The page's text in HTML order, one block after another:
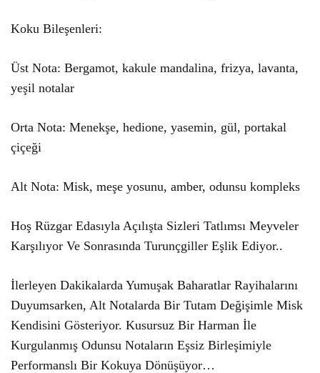
Koku Bileşenleri:
Üst Nota: Bergamot, kakule mandalina, frizya, lavanta,
yeşil notalar
Orta Nota: Menekşe, hedione, yasemin, gül, portakal
çiçeği
Alt Nota: Misk, meşe yosunu, amber, odunsu kompleks
Hoş Rüzgar Edasıyla Açılışta Sizleri Tatlımsı Meyveler
Karşılıyor Ve Sonrasında Turunçgiller Eşlik Ediyor..
İlerleyen Dakikalarda Yumuşak Baharatlar Rayihalarını
Duyumsarken, Alt Notalarda Bir Tutam Değişimle Misk
Kendisini Gösteriyor. Kusursuz Bir Harman İle
Kurgulanmış Odunsu Notaların Eşsiz Birleşimiyle
Performanslı Bir Kokuya Dönüşüyor…